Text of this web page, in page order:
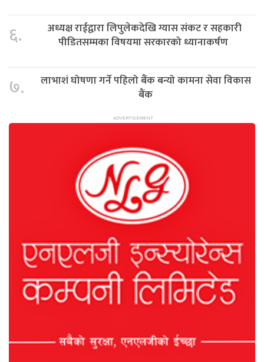
६.
अध्यक्ष राईद्वारा लिपुलेकदेखि ग्यास संकट र सहकारी
पीडितसम्मका विषयमा सरकारको ध्यानाकर्षण
७.
लाभाशं घोषणा गर्ने पहिलो बैंक बन्यो कामना सेवा विकास
बैंक